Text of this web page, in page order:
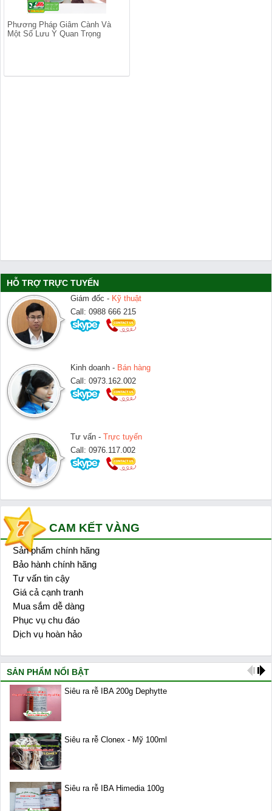
Phương Pháp Giâm Cành Và
Một Số Lưu Ý Quan Trọng
HỖ TRỢ TRỰC TUYẾN
Giám đốc - Kỹ thuật
Call: 0988 666 215
Kinh doanh - Bán hàng
Call: 0973.162.002
Tư vấn - Trực tuyến
Call: 0976.117.002
CAM KẾT VÀNG
1
Sản phẩm chính hãng
2
Bảo hành chính hãng
3
Tư vấn tin cậy
4
Giá cả cạnh tranh
5
Mua sắm dễ dàng
6
Phục vụ chu đáo
7
Dịch vụ hoàn hảo
SẢN PHẨM NỔI BẬT
Siêu ra rễ IBA 200g Dephytte
Siêu ra rễ Clonex - Mỹ 100ml
Siêu ra rễ IBA Himedia 100g